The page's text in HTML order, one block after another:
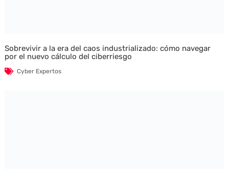
Sobrevivir a la era del caos industrializado: cómo navegar
por el nuevo cálculo del ciberriesgo
Cyber Expertos